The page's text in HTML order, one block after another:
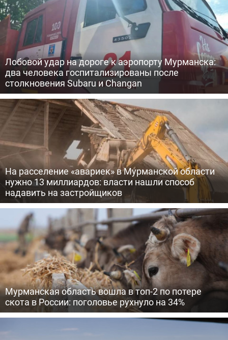
Лобовой удар на дороге к аэропорту Мурманска:
два человека госпитализированы после
столкновения Subaru и Changan
На расселение «авариек» в Мурманской области
нужно 13 миллиардов: власти нашли способ
надавить на застройщиков
Мурманская область вошла в топ-2 по потере
скота в России: поголовье рухнуло на 34%